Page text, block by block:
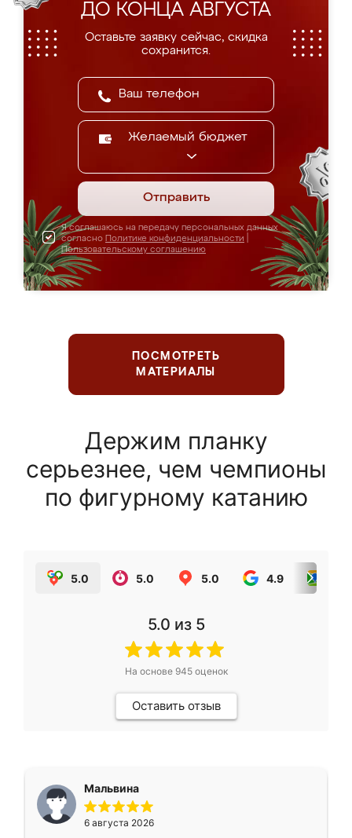
ДО КОНЦА АВГУСТА
Оставьте заявку сейчас, скидка
сохранится.
Желаемый бюджет
Отправить
Я соглашаюсь на передачу персональных данных
согласно Политике конфиденциальности
Пользовательскому соглашению
ПОСМОТРЕТЬ
МАТЕРИАЛЫ
Держим планку
серьезнее, чем чемпионы
по фигурному катанию
5.0 5.0 5.0 4.9
5.0 из 5
На основе 945оценок
Оставить отзыв
Мальвина
6 августа 2026